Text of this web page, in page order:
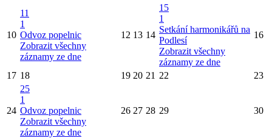
10
11
1
Odvoz popelnic
Zobrazit všechny
záznamy ze dne
12 13 14
15
1
Setkání harmonikářů na
Podlesí
Zobrazit všechny
záznamy ze dne
16
17 18 19 20 21 22 23
24
25
1
Odvoz popelnic
Zobrazit všechny
záznamy ze dne
26 27 28 29 30